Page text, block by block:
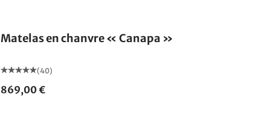
Matelas en chanvre « Canapa »
(40)
869,00 €